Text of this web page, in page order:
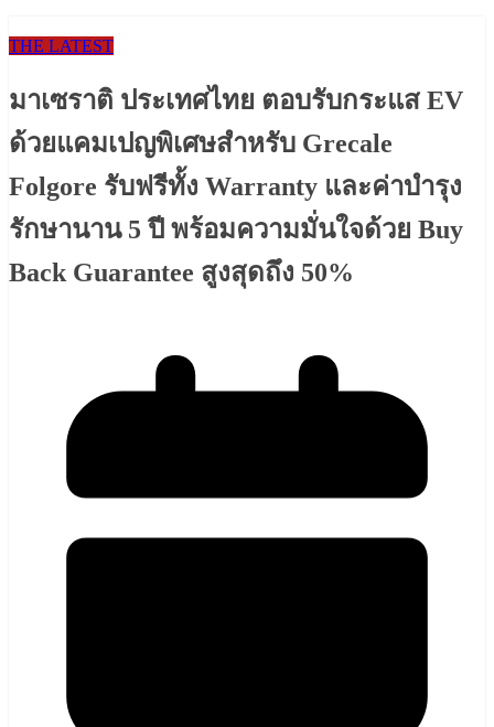
THE LATEST
มาเซราติ ประเทศไทย ตอบรับกระแส EV
ด้วยแคมเปญพิเศษสำหรับ Grecale
Folgore รับฟรีทั้ง Warranty และค่าบำรุง
รักษานาน 5 ปี พร้อมความมั่นใจด้วย Buy
Back Guarantee สูงสุดถึง 50%